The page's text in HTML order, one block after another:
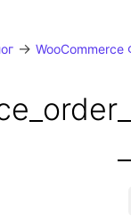
→ WooCommerce